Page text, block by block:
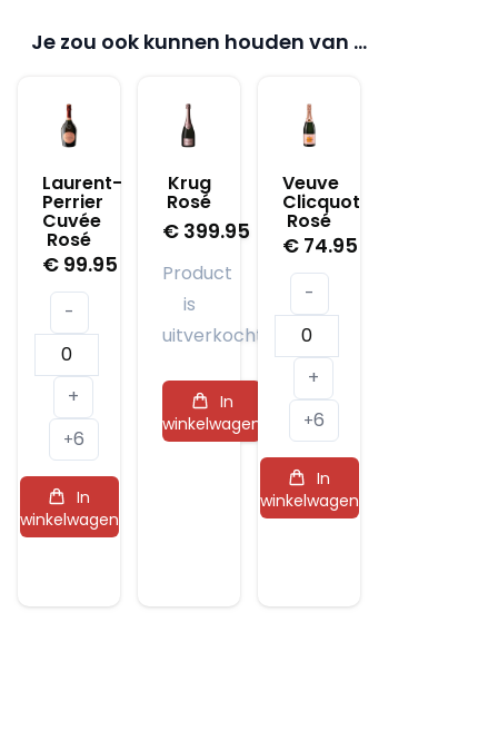
Je zou ook kunnen houden van …
Laurent-
Perrier
Cuvée
Rosé
€ 99.95
-
Laurent-
Perrier
Cuvée
Rosé
aantal
+
+6
In
winkelwagen
Krug
Rosé
€ 399.95
Product
is
uitverkocht
In
winkelwagen
Veuve
Clicquot
Rosé
€ 74.95
-
Veuve
Clicquot
Rosé
aantal
+
+6
In
winkelwagen